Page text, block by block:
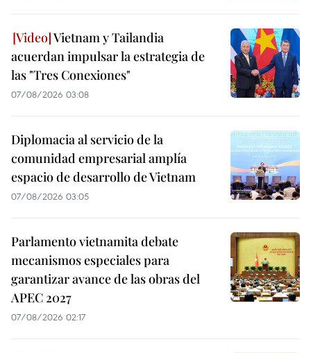
Vietnam y Tailandia
acuerdan impulsar la estrategia de
las "Tres Conexiones"
07/08/2026 03:08
Diplomacia al servicio de la
comunidad empresarial amplía
espacio de desarrollo de Vietnam
07/08/2026 03:05
Parlamento vietnamita debate
mecanismos especiales para
garantizar avance de las obras del
APEC 2027
07/08/2026 02:17